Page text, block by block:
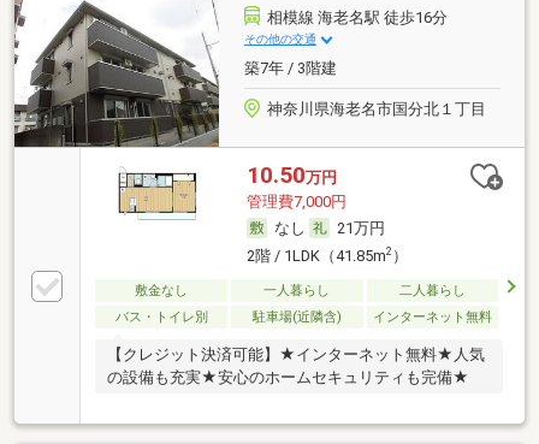
相模線 海老名駅 徒歩16分
その他の交通
築7年 / 3階建
神奈川県海老名市国分北１丁目
10.50万円
管理費7,000円
なし
21万円
2階 / 1LDK（41.85m2）
敷金なし 一人暮らし
二人暮らし
バス・トイレ別
駐車場(近隣含) インターネット無料
【クレジット決済可能】★インターネット無料★人気
の設備も充実★安心のホームセキュリティも完備★